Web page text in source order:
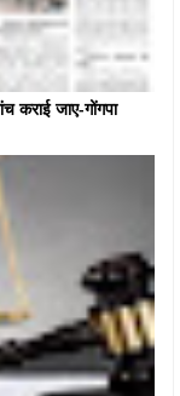
कराई जाए-गोंगपा